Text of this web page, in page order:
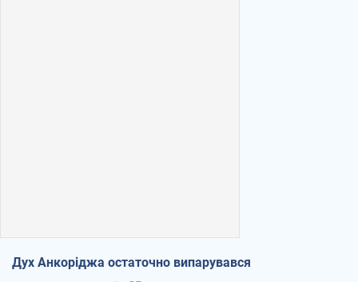
Дух Анкоріджа остаточно випарувався